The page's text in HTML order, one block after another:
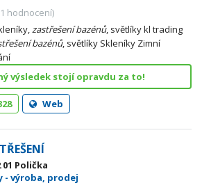
1 hodnocení)
zastřešení bazénů, světlíky kl trading
bazénů, světlíky Skleníky Zimní
výsledek stojí opravdu za to!
Web
01 Polička
- výroba, prodej